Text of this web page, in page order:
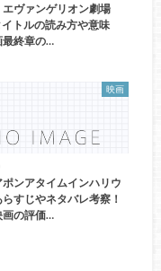
エヴァンゲリオン劇場
トルの読み方や意味
最終章の…
映画
ポンアタイムインハリウ
すじやネタバレ考察！
画の評価…